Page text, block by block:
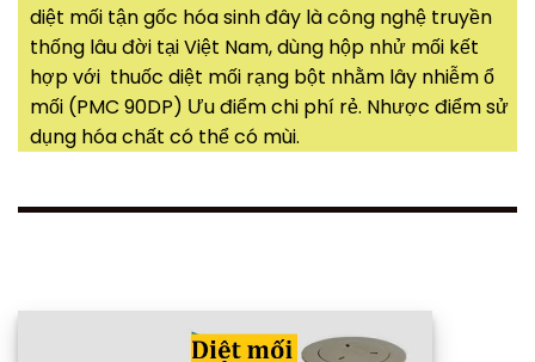
diệt mối tận gốc hóa sinh đây là công nghệ truyền
thống lâu đời tại Việt Nam, dùng hộp nhử mối kết
hợp với thuốc diệt mối rạng bột nhằm lây nhiễm ổ
mối (PMC 90DP) Ưu điểm chi phí rẻ. Nhược điểm sử
dụng hóa chất có thể có mùi.